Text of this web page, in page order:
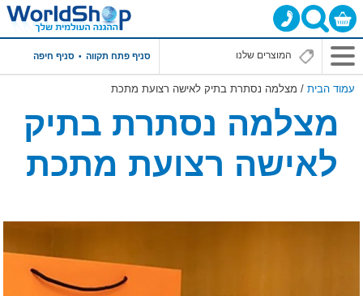
סניף פתח תקווה סניף חיפה
עמוד הבית / מצלמה נסתרת בתיק לאישה רצועת מתכת
מצלמה נסתרת בתיק
לאישה רצועת מתכת